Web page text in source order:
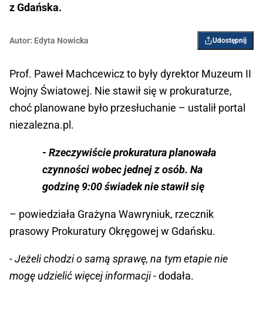
z Gdańska.
Autor: Edyta Nowicka Udostępnij
Prof. Paweł Machcewicz to były dyrektor Muzeum II
Wojny Światowej. Nie stawił się w prokuraturze,
choć planowane było przesłuchanie – ustalił portal
niezalezna.pl.
- Rzeczywiście prokuratura planowała
czynności wobec jednej z osób. Na
godzinę 9:00 świadek nie stawił się
– powiedziała Grażyna Wawryniuk, rzecznik
prasowy Prokuratury Okręgowej w Gdańsku.
- Jeżeli chodzi o samą sprawę, na tym etapie nie
mogę udzielić więcej informacji- dodała.